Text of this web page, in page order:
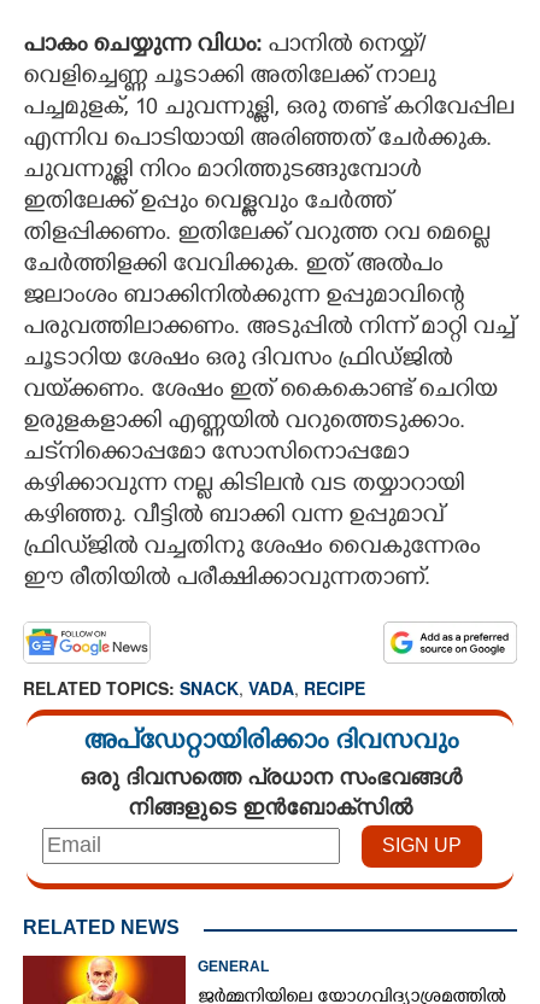
പാകം ചെയ്യുന്ന വിധം: പാനിൽ നെയ്യ്/
വെളിച്ചെണ്ണ ചൂടാക്കി അതിലേക്ക് നാലു
പച്ചമുളക്, 10 ചുവന്നുള്ളി, ഒരു തണ്ട് കറിവേപ്പില
എന്നിവ പൊടിയായി അരിഞ്ഞത് ചേർക്കുക.
ചുവന്നുള്ളി നിറം മാറിത്തുടങ്ങുമ്പോൾ
ഇതിലേക്ക് ഉപ്പും വെള്ളവും ചേർത്ത്
തിളപ്പിക്കണം. ഇതിലേക്ക് വറുത്ത റവ മെല്ലെ
ചേർത്തിളക്കി വേവിക്കുക. ഇത് അൽപം
ജലാംശം ബാക്കിനിൽക്കുന്ന ഉപ്പുമാവിന്റെ
പരുവത്തിലാക്കണം. അടുപ്പിൽ നിന്ന് മാറ്റി വച്ച്
ചൂടാറിയ ശേഷം ഒരു ദിവസം ഫ്രിഡ്ജിൽ
വയ്‌ക്കണം. ശേഷം ഇത് കൈകൊണ്ട് ചെറിയ
ഉരുളകളാക്കി എണ്ണയിൽ വറുത്തെടുക്കാം.
ചട്‌നിക്കൊപ്പമോ സോസിനൊപ്പമോ
കഴിക്കാവുന്ന നല്ല കിടിലൻ വട തയ്യാറായി
കഴിഞ്ഞു. വീട്ടിൽ ബാക്കി വന്ന ഉപ്പുമാവ്
ഫ്രിഡ്‌ജിൽ വച്ചതിനു ശേഷം വൈകുന്നേരം
ഈ രീതിയിൽ പരീക്ഷിക്കാവുന്നതാണ്.
RELATED TOPICS: SNACK, VADA, RECIPE
അപ്ഡേറ്റായിരിക്കാം ദിവസവും
ഒരു ദിവസത്തെ പ്രധാന സംഭവങ്ങൾ
നിങ്ങളുടെ ഇൻബോക്സിൽ
RELATED NEWS
GENERAL
ജർമ്മനിയിലെ യോഗവി​ദ്യാശ്രമത്തി​ൽ